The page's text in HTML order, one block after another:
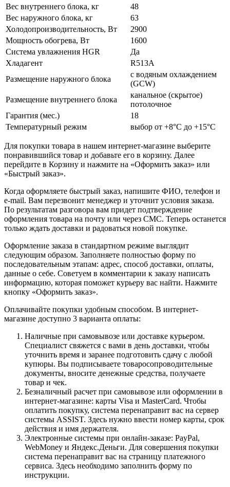
Вес внутреннего блока, кг
48
Вес наружного блока, кг
63
Холодопроизводительность, Вт
2900
Мощность обогрева, Вт
1600
Система увлажнения HGR
Да
Хладагент
R513A
Размещение наружного блока
с водяным охлаждением
(GCW)
Размещение внутреннего блока
канальное (скрытое)
потолочное
Гарантия (мес.)
18
Температурный режим
выбор от +8°C до +15°C
Для покупки товара в нашем интернет-магазине выберите
понравившийся товар и добавьте его в корзину. Далее
перейдите в Корзину и нажмите на «Оформить заказ» или
«Быстрый заказ».
Когда оформляете быстрый заказ, напишите ФИО, телефон и
e-mail. Вам перезвонит менеджер и уточнит условия заказа.
По результатам разговора вам придет подтверждение
оформления товара на почту или через СМС. Теперь останется
только ждать доставки и радоваться новой покупке.
Оформление заказа в стандартном режиме выглядит
следующим образом. Заполняете полностью форму по
последовательным этапам: адрес, способ доставки, оплаты,
данные о себе. Советуем в комментарии к заказу написать
информацию, которая поможет курьеру вас найти. Нажмите
кнопку «Оформить заказ».
Оплачивайте покупки удобным способом. В интернет-
магазине доступно 3 варианта оплаты:
Наличные при самовывозе или доставке курьером.
Специалист свяжется с вами в день доставки, чтобы
уточнить время и заранее подготовить сдачу с любой
купюры. Вы подписываете товаросопроводительные
документы, вносите денежные средства, получаете
товар и чек.
Безналичный расчет при самовывозе или оформлении в
интернет-магазине: карты Visa и MasterCard. Чтобы
оплатить покупку, система перенаправит вас на сервер
системы ASSIST. Здесь нужно ввести номер карты, срок
действия и имя держателя.
Электронные системы при онлайн-заказе: PayPal,
WebMoney и Яндекс.Деньги. Для совершения покупки
система перенаправит вас на страницу платежного
сервиса. Здесь необходимо заполнить форму по
инструкции.